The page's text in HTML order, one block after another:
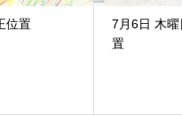
7月6日 木曜日 ソード4正位